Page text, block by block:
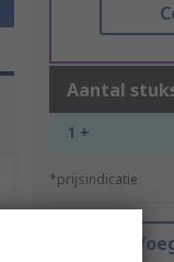
Aantal
1 +
*prijsindicatie